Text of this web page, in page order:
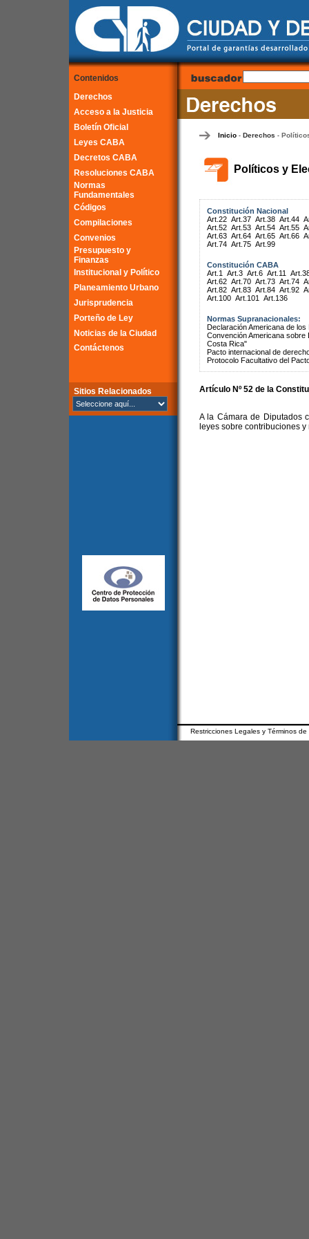
Contenidos
Derechos
Acceso a la Justicia
Boletín Oficial
Leyes CABA
Decretos CABA
Resoluciones CABA
Normas
Fundamentales
Códigos
Compilaciones
Convenios
Presupuesto y
Finanzas
Institucional y Político
Planeamiento Urbano
Jurisprudencia
Porteño de Ley
Noticias de la Ciudad
Contáctenos
Sitios Relacionados
Inicio- Derechos -
Políticos y
Constitución Nacional
Art.22 Art.37 Art.38 Art.44
Art.52 Art.53 Art.54 Art.55
Art.63 Art.64 Art.65 Art.66
Art.74 Art.75 Art.99
Constitución CABA
Art.1
Art.3 Art.6 Art.11
Art.62 Art.70 Art.73 Art.74
Art.82 Art.83 Art.84 Art.92
Art.100 Art.101 Art.136
Normas Supranacionales:
Declaración Americana de
Convención Americana
Costa Rica"
Pacto internacional de
Protocolo Facultativo del
Artículo Nº 52 de la
A la Cámara de Diputados
leyes sobre contribuciones
Restricciones Legales y Términos de